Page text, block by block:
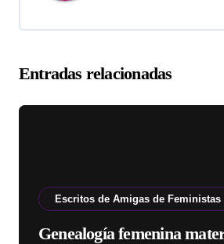
Entradas relacionadas
Escritos de Amigas de
Genealogía femenina